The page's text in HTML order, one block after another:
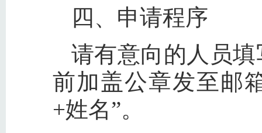
四、申请程序
请有意向的人员
前加盖公章发至邮
+姓名”。